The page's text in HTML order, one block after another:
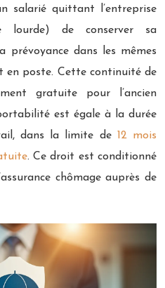
salarié quittant l’entreprise
de conserver sa
prévoyance dans les mêmes
en poste. Cette continuité de
gratuite pour l’ancien
est égale à la durée
dans la limite de 12 mois
. Ce droit est conditionné
chômage auprès de